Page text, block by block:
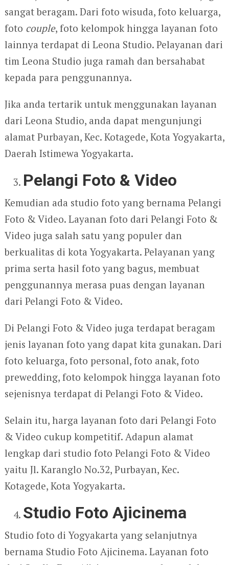
sangat beragam. Dari foto wisuda, foto keluarga,
foto couple, foto kelompok hingga layanan foto
lainnya terdapat di Leona Studio. Pelayanan dari
tim Leona Studio juga ramah dan bersahabat
kepada para penggunannya.
Jika anda tertarik untuk menggunakan layanan
dari Leona Studio, anda dapat mengunjungi
alamat Purbayan, Kec. Kotagede, Kota Yogyakarta,
Daerah Istimewa Yogyakarta.
Pelangi Foto & Video
Kemudian ada studio foto yang bernama Pelangi
Foto & Video. Layanan foto dari Pelangi Foto &
Video juga salah satu yang populer dan
berkualitas di kota Yogyakarta. Pelayanan yang
prima serta hasil foto yang bagus, membuat
penggunannya merasa puas dengan layanan
dari Pelangi Foto & Video.
Di Pelangi Foto & Video juga terdapat beragam
jenis layanan foto yang dapat kita gunakan. Dari
foto keluarga, foto personal, foto anak, foto
prewedding, foto kelompok hingga layanan foto
sejenisnya terdapat di Pelangi Foto & Video.
Selain itu, harga layanan foto dari Pelangi Foto
& Video cukup kompetitif. Adapun alamat
lengkap dari studio foto Pelangi Foto & Video
yaitu Jl. Karanglo No.32, Purbayan, Kec.
Kotagede, Kota Yogyakarta.
Studio Foto Ajicinema
Studio foto di Yogyakarta yang selanjutnya
bernama Studio Foto Ajicinema. Layanan foto